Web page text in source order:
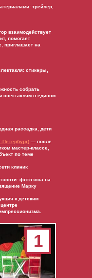
трейлер,
взаимодействует
помогает
приглашает на
стикеры,
собрать
спектаклям в едином
рассадка, дети
Петербург) — после
мастер-классе,
по теме
клиник
фотозона на
Марку
к детским
1